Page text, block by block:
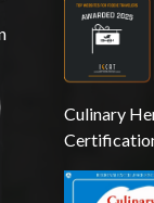
Culinary